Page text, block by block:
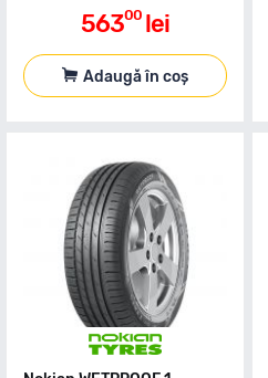
56300 lei
Adaugă în coș